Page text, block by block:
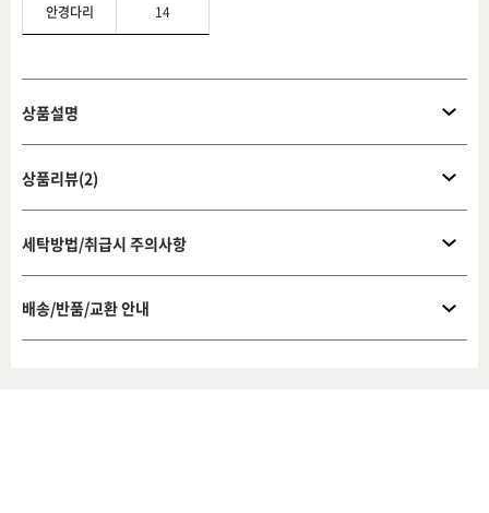
안경다리 14
상품설명
상품리뷰(2)
세탁방법/취급시 주의사항
배송/반품/교환 안내